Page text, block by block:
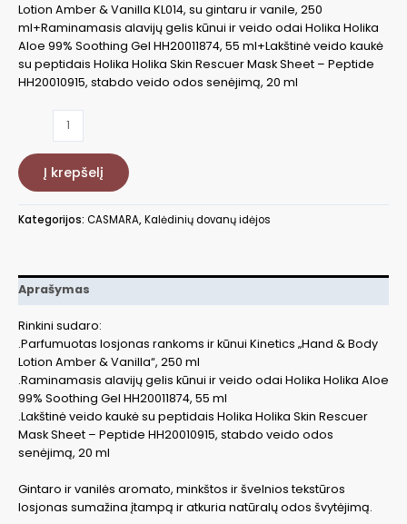
Lotion Amber & Vanilla KL014, su gintaru ir vanile, 250
ml+Raminamasis alavijų gelis kūnui ir veido odai Holika Holika
Aloe 99% Soothing Gel HH20011874, 55 ml+Lakštinė veido kaukė
su peptidais Holika Holika Skin Rescuer Mask Sheet – Peptide
HH20010915, stabdo veido odos senėjimą, 20 ml
produkto
Parfumuotas
losjonas
kūnui
+Raminamasis
kūnui
veido
peptidais
Į krepšelį
Kategorijos: CASMARA,Kalėdinių dovanų idėjos
Aprašymas
Rinkini sudaro:
.Parfumuotas losjonas rankoms ir kūnui Kinetics „Hand & Body
Lotion Amber & Vanilla“, 250 ml
.Raminamasis alavijų gelis kūnui ir veido odai Holika Holika Aloe
99% Soothing Gel HH20011874, 55 ml
.Lakštinė veido kaukė su peptidais Holika Holika Skin Rescuer
Mask Sheet – Peptide HH20010915, stabdo veido odos
senėjimą, 20 ml
Gintaro ir vanilės aromato, minkštos ir švelnios tekstūros
losjonas sumažina įtampą ir atkuria natūralų odos švytėjimą.